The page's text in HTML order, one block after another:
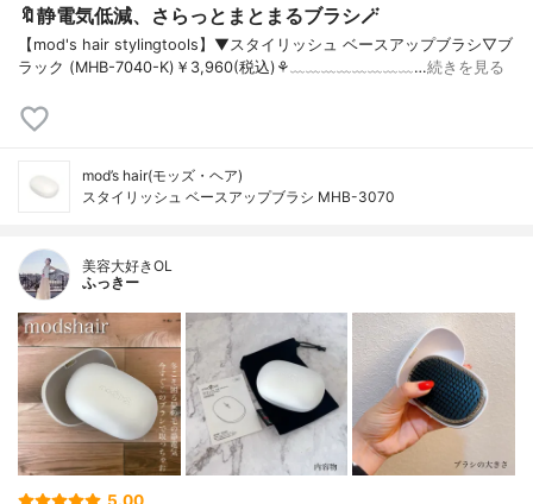
🔖静電気低減、さらっとまとまるブラシ🪄︎︎
【mod's hair stylingtools】▼スタイリッシュ ベースアップブラシ▽ブ
ラック (MHB-7040-K)￥3,960(税込)⚘﹏﹏﹏﹏﹏﹏﹏﹏…続きを見る
mod’s hair(モッズ・ヘア)
スタイリッシュ ベースアップブラシ MHB-3070
美容大好きOL
ふっきー